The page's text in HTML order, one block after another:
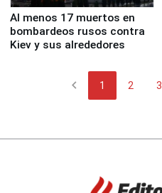
Al menos 17 muertos en
bombardeos rusos contra
Kiev y sus alrededores
chevron_left 1 2 3